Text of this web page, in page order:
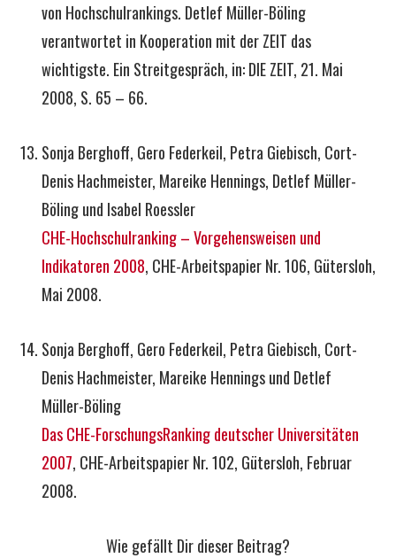
von Hochschulrankings. Detlef Müller-Böling
verantwortet in Kooperation mit der ZEIT das
wichtigste. Ein Streitgespräch, in: DIE ZEIT, 21. Mai
2008, S. 65 – 66.
Sonja Berghoff, Gero Federkeil, Petra Giebisch, Cort-
Denis Hachmeister, Mareike Hennings, Detlef Müller-
Böling und Isabel Roessler
CHE-Hochschulranking – Vorgehensweisen und
Indikatoren 2008, CHE-Arbeitspapier Nr. 106, Gütersloh,
Mai 2008.
Sonja Berghoff, Gero Federkeil, Petra Giebisch, Cort-
Denis Hachmeister, Mareike Hennings und Detlef
Müller-Böling
Das CHE-ForschungsRanking deutscher Universitäten
2007, CHE-Arbeitspapier Nr. 102, Gütersloh, Februar
2008.
Wie gefällt Dir dieser Beitrag?